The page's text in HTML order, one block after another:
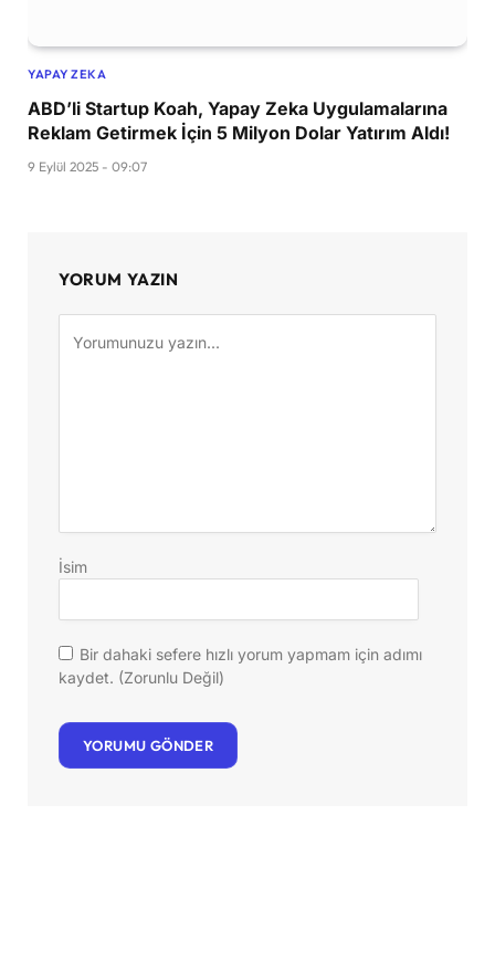
YAPAY ZEKA
ABD’li Startup Koah, Yapay Zeka Uygulamalarına
Reklam Getirmek İçin 5 Milyon Dolar Yatırım Aldı!
9 Eylül 2025 - 09:07
YORUM YAZIN
İsim
Bir dahaki sefere hızlı yorum yapmam için adımı
kaydet. (Zorunlu Değil)